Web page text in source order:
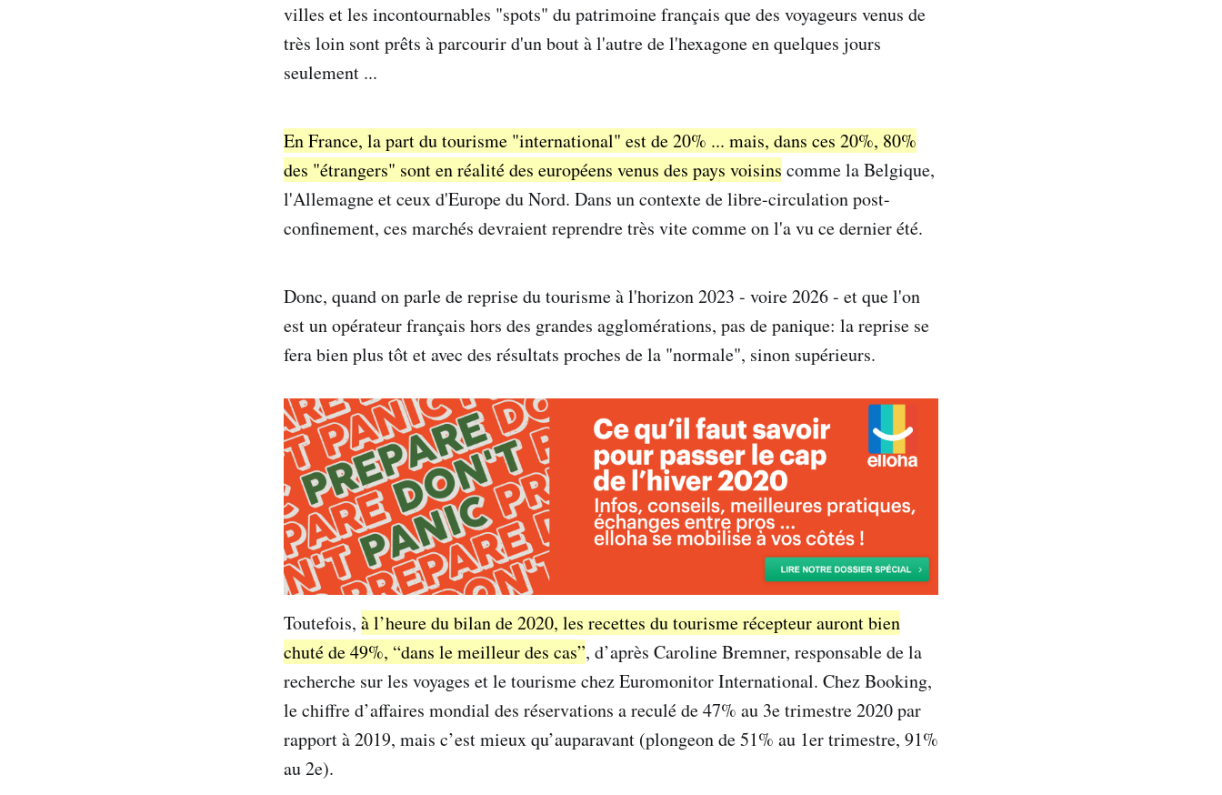
villes et les incontournables "spots" du patrimoine français que des voyageurs venus de
très loin sont prêts à parcourir d'un bout à l'autre de l'hexagone en quelques jours
seulement ...
En France, la part du tourisme "international" est de 20% ... mais, dans ces 20%, 80%
des "étrangers" sont en réalité des européens venus des pays voisins comme la Belgique,
l'Allemagne et ceux d'Europe du Nord. Dans un contexte de libre-circulation post-
confinement, ces marchés devraient reprendre très vite comme on l'a vu ce dernier été.
Donc, quand on parle de reprise du tourisme à l'horizon 2023 - voire 2026 - et que l'on
est un opérateur français hors des grandes agglomérations, pas de panique: la reprise se
fera bien plus tôt et avec des résultats proches de la "normale", sinon supérieurs.
Toutefois, à l’heure du bilan de 2020, les recettes du tourisme récepteur auront bien
chuté de 49%, “dans le meilleur des cas”, d’après Caroline Bremner, responsable de la
recherche sur les voyages et le tourisme chez Euromonitor International. Chez Booking,
le chiffre d’affaires mondial des réservations a reculé de 47% au 3e trimestre 2020 par
rapport à 2019, mais c’est mieux qu’auparavant (plongeon de 51% au 1er trimestre, 91%
au 2e).